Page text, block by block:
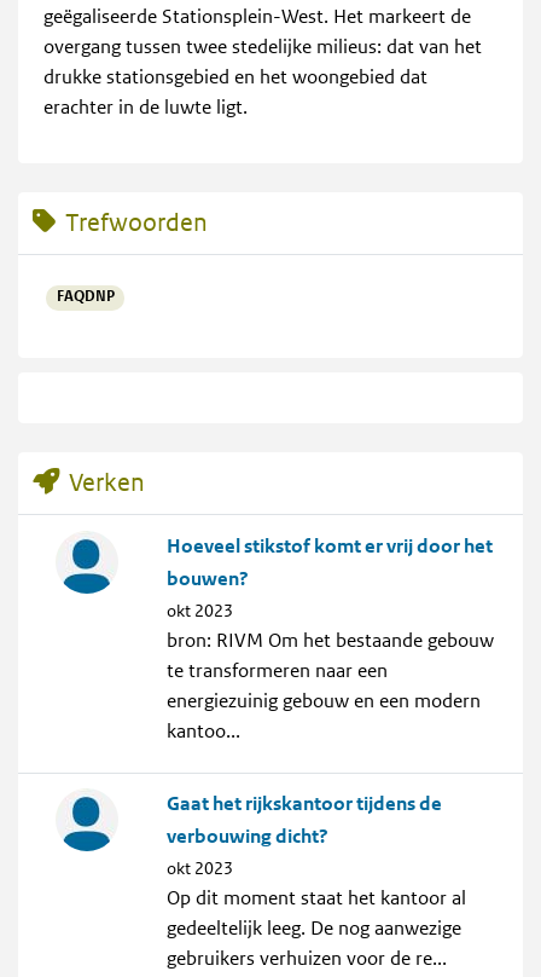
geëgaliseerde Stationsplein-West. Het markeert de
overgang tussen twee stedelijke milieus: dat van het
drukke stationsgebied en het woongebied dat
erachter in de luwte ligt.
Trefwoorden
FAQDNP
Verken
Hoeveel stikstof komt er vrij door het
bouwen?
okt 2023
bron: RIVM Om het bestaande gebouw
te transformeren naar een
energiezuinig gebouw en een modern
kantoo...
Gaat het rijkskantoor tijdens de
verbouwing dicht?
okt 2023
Op dit moment staat het kantoor al
gedeeltelijk leeg. De nog aanwezige
gebruikers verhuizen voor de re...